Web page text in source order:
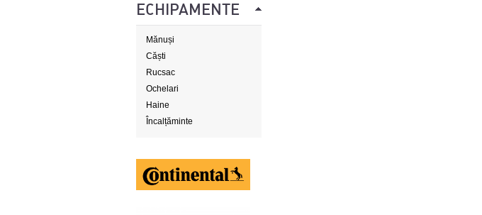
ECHIPAMENTE
Mănuși
Căști
Rucsac
Ochelari
Haine
Încalțăminte